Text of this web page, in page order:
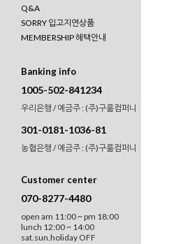
Q&A
SORRY 입고지연상품
MEMBERSHIP 혜택안내
Banking info
1005-502-841234
우리은행 / 예금주 : (주)구룸컴퍼니
301-0181-1036-81
농협은행 / 예금주 : (주)구룸컴퍼니
Customer center
070-8277-4480
open am 11:00 ~ pm 18:00
lunch 12:00 ~ 14:00
sat.sun.holiday OFF